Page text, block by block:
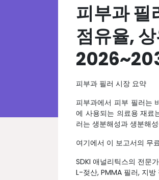
피부과 필
점유율,
피부과 필러 시장 요약
피부과에서 피부 필러는
에 사용되는 의료용 재료
러는 생분해성과 생분해
여기에서 이 보고서의 무
SDKI 애널리틱스의 전문
L-젖산, PMMA 필러, 지방